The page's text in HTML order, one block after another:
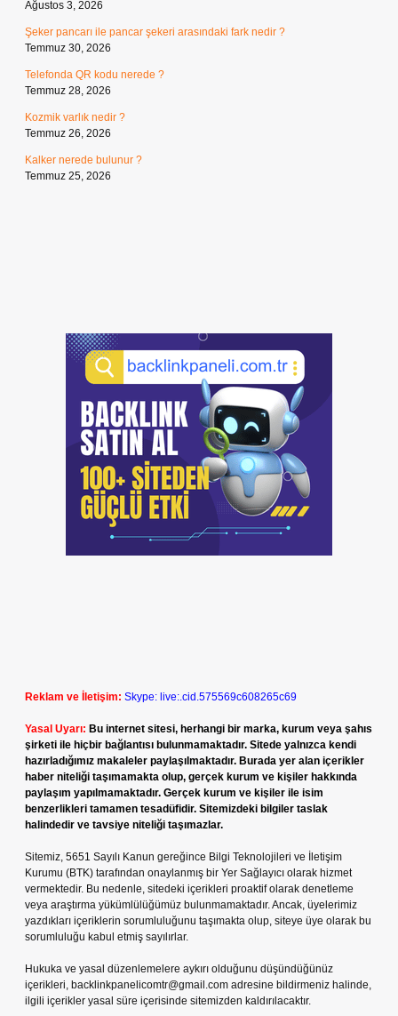
Ağustos 3, 2026
Şeker pancarı ile pancar şekeri arasındaki fark nedir ?
Temmuz 30, 2026
Telefonda QR kodu nerede ?
Temmuz 28, 2026
Kozmik varlık nedir ?
Temmuz 26, 2026
Kalker nerede bulunur ?
Temmuz 25, 2026
Reklam ve İletişim: Skype: live:.cid.575569c608265c69
Yasal Uyarı: Bu internet sitesi, herhangi bir marka, kurum veya şahıs
şirketi ile hiçbir bağlantısı bulunmamaktadır. Sitede yalnızca kendi
hazırladığımız makaleler paylaşılmaktadır. Burada yer alan içerikler
haber niteliği taşımamakta olup, gerçek kurum ve kişiler hakkında
paylaşım yapılmamaktadır. Gerçek kurum ve kişiler ile isim
benzerlikleri tamamen tesadüfidir. Sitemizdeki bilgiler taslak
halindedir ve tavsiye niteliği taşımazlar.
Sitemiz, 5651 Sayılı Kanun gereğince Bilgi Teknolojileri ve İletişim
Kurumu (BTK) tarafından onaylanmış bir Yer Sağlayıcı olarak hizmet
vermektedir. Bu nedenle, sitedeki içerikleri proaktif olarak denetleme
veya araştırma yükümlülüğümüz bulunmamaktadır. Ancak, üyelerimiz
yazdıkları içeriklerin sorumluluğunu taşımakta olup, siteye üye olarak bu
sorumluluğu kabul etmiş sayılırlar.
Hukuka ve yasal düzenlemelere aykırı olduğunu düşündüğünüz
içerikleri, backlinkpanelicomtr@gmail.com adresine bildirmeniz halinde,
ilgili içerikler yasal süre içerisinde sitemizden kaldırılacaktır.